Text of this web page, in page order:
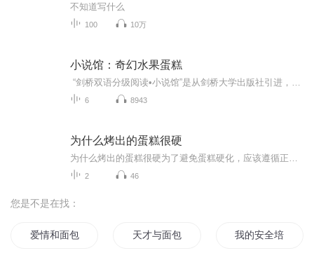
不知道写什么
100 10万
小说馆：奇幻水果蛋糕
6 8943
为什么烤出的蛋糕很硬
2 46
您是不是在找：
爱情和面包 天才与面包 我的安全培训日记